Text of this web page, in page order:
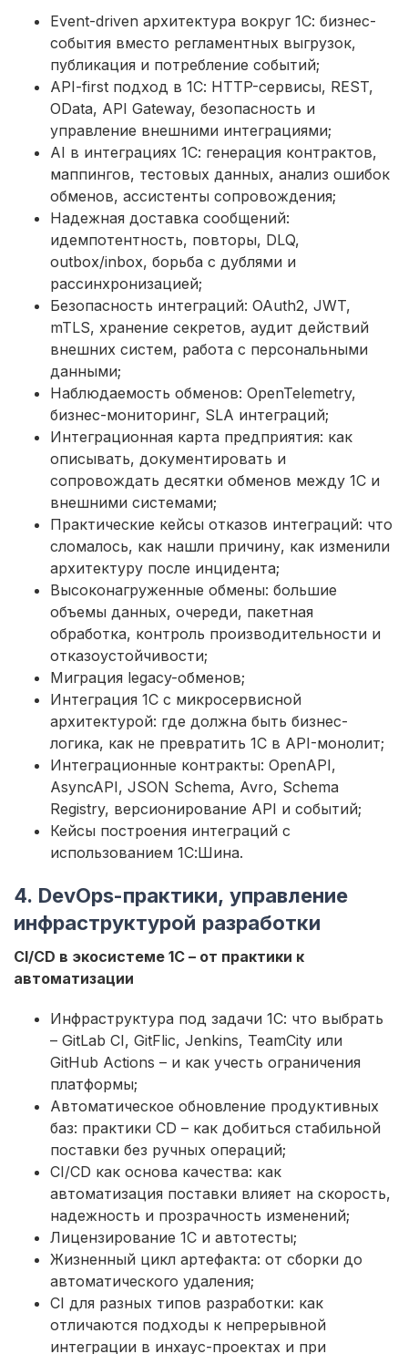
Event-driven архитектура вокруг 1С: бизнес-
события вместо регламентных выгрузок,
публикация и потребление событий;
API-first подход в 1С: HTTP-сервисы, REST,
OData, API Gateway, безопасность и
управление внешними интеграциями;
AI в интеграциях 1С: генерация контрактов,
маппингов, тестовых данных, анализ ошибок
обменов, ассистенты сопровождения;
Надежная доставка сообщений:
идемпотентность, повторы, DLQ,
outbox/inbox, борьба с дублями и
рассинхронизацией;
Безопасность интеграций: OAuth2, JWT,
mTLS, хранение секретов, аудит действий
внешних систем, работа с персональными
данными;
Наблюдаемость обменов: OpenTelemetry,
бизнес-мониторинг, SLA интеграций;
Интеграционная карта предприятия: как
описывать, документировать и
сопровождать десятки обменов между 1С и
внешними системами;
Практические кейсы отказов интеграций: что
сломалось, как нашли причину, как изменили
архитектуру после инцидента;
Высоконагруженные обмены: большие
объемы данных, очереди, пакетная
обработка, контроль производительности и
отказоустойчивости;
Миграция legacy-обменов;
Интеграция 1С с микросервисной
архитектурой: где должна быть бизнес-
логика, как не превратить 1С в API-монолит;
Интеграционные контракты: OpenAPI,
AsyncAPI, JSON Schema, Avro, Schema
Registry, версионирование API и событий;
Кейсы построения интеграций с
использованием 1С:Шина.
4. DevOps-практики, управление
инфраструктурой разработки
CI/CD в экосистеме 1С – от практики к
автоматизации
Инфраструктура под задачи 1С: что выбрать
– GitLab CI, GitFlic, Jenkins, TeamCity или
GitHub Actions – и как учесть ограничения
платформы;
Автоматическое обновление продуктивных
баз: практики CD – как добиться стабильной
поставки без ручных операций;
CI/CD как основа качества: как
автоматизация поставки влияет на скорость,
надежность и прозрачность изменений;
Лицензирование 1С и автотесты;
Жизненный цикл артефакта: от сборки до
автоматического удаления;
CI для разных типов разработки: как
отличаются подходы к непрерывной
интеграции в инхаус-проектах и при